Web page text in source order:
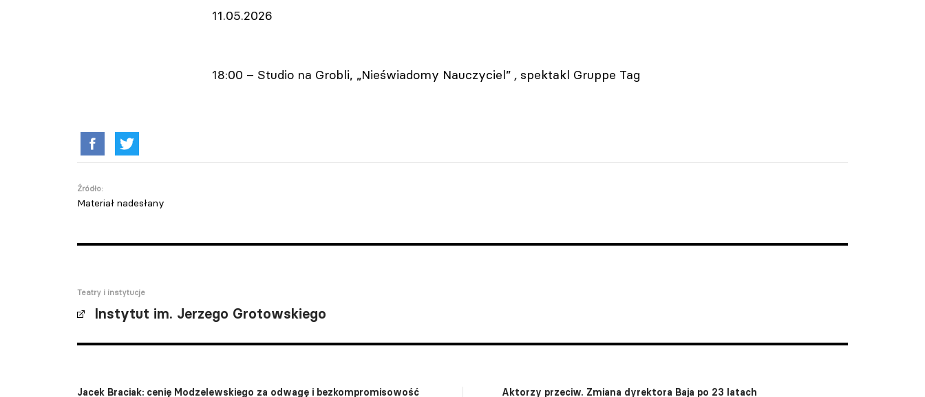
11.05.2026
18:00 – Studio na Grobli, „Nieświadomy Nauczyciel” , spektakl Gruppe Tag
Źródło:
Materiał nadesłany
Teatry i instytucje
Instytut im. Jerzego Grotowskiego
Jacek Braciak: cenię Modzelewskiego za odwagę i bezkompromisowość Aktorzy przeciw. Zmiana dyrektora Baja po 23 latach